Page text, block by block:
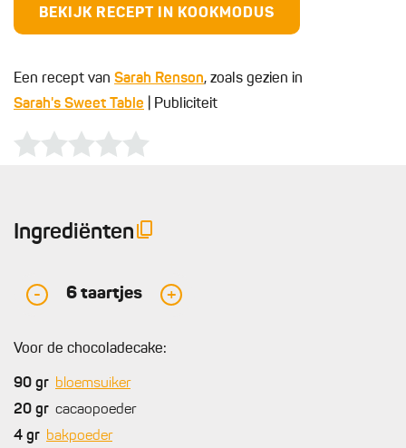
BEKIJK RECEPT IN KOOKMODUS
Een recept van Sarah Renson, zoals gezien in
Sarah's Sweet Table | Publiciteit
Ingrediënten
- 6 taartjes +
Voor de chocoladecake:
90 gr bloemsuiker
20 gr cacaopoeder
4 gr bakpoeder